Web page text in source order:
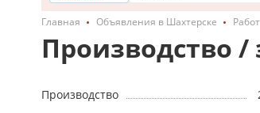
Главная Объявления в Шахтерске
Производство /
Производство